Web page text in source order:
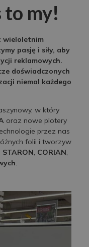
to my!
wieloletnim
pasję i siły, aby
reklamowych.
doświadczonych
niemal każdego
w który
oraz nowe plotery
przez nas
folii i tworzyw
STARON, CORIAN,
.